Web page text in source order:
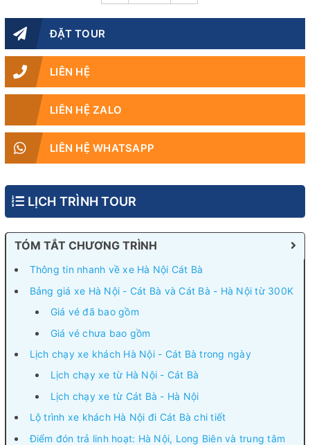
ĐẶT TOUR
LIÊN HỆ
LIÊN HỆ ZALO
LIÊN HỆ WHATSAPP
LỊCH TRÌNH TOUR
TÓM TẮT CHƯƠNG TRÌNH
Thông tin nhanh về xe Hà Nội Cát Bà
Bảng giá xe Hà Nội - Cát Bà và Cát Bà - Hà Nội từ 300K
Giá vé đã bao gồm
Giá vé chưa bao gồm
Lịch chạy xe khách Hà Nội - Cát Bà trong ngày
Lịch chạy xe từ Hà Nội - Cát Bà
Lịch chạy xe từ Cát Bà - Hà Nội
Lộ trình xe khách Hà Nội đi Cát Bà chi tiết
Điểm đón trả linh hoạt: Hà Nội, Long Biên và trung tâm